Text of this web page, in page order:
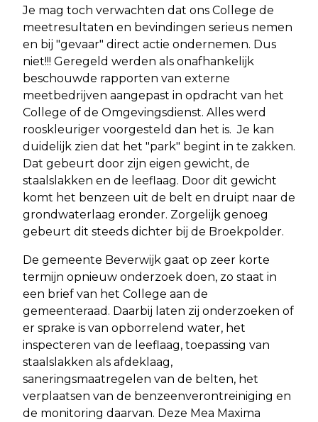
Je mag toch verwachten dat ons College de
meetresultaten en bevindingen serieus nemen
en bij "gevaar" direct actie ondernemen. Dus
niet!!! Geregeld werden als onafhankelijk
beschouwde rapporten van externe
meetbedrijven aangepast in opdracht van het
College of de Omgevingsdienst. Alles werd
rooskleuriger voorgesteld dan het is. Je kan
duidelijk zien dat het "park" begint in te zakken.
Dat gebeurt door zijn eigen gewicht, de
staalslakken en de leeflaag. Door dit gewicht
komt het benzeen uit de belt en druipt naar de
grondwaterlaag eronder. Zorgelijk genoeg
gebeurt dit steeds dichter bij de Broekpolder.
De gemeente Beverwijk gaat op zeer korte
termijn opnieuw onderzoek doen, zo staat in
een brief van het College aan de
gemeenteraad. Daarbij laten zij onderzoeken of
er sprake is van opborrelend water, het
inspecteren van de leeflaag, toepassing van
staalslakken als afdeklaag,
saneringsmaatregelen van de belten, het
verplaatsen van de benzeenverontreiniging en
de monitoring daarvan. Deze Mea Maxima